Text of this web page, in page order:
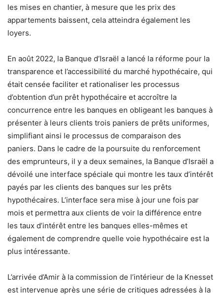
les mises en chantier, à mesure que les prix des
appartements baissent, cela atteindra également les
loyers.
En août 2022, la Banque d’Israël a lancé la réforme pour la
transparence et l’accessibilité du marché hypothécaire, qui
était censée faciliter et rationaliser les processus
d’obtention d’un prêt hypothécaire et accroître la
concurrence entre les banques en obligeant les banques à
présenter à leurs clients trois paniers de prêts uniformes,
simplifiant ainsi le processus de comparaison des
paniers. Dans le cadre de la poursuite du renforcement
des emprunteurs, il y a deux semaines, la Banque d’Israël a
dévoilé une interface spéciale qui montre les taux d’intérêt
payés par les clients des banques sur les prêts
hypothécaires. L’interface sera mise à jour une fois par
mois et permettra aux clients de voir la différence entre
les taux d’intérêt entre les banques elles-mêmes et
également de comprendre quelle voie hypothécaire est la
plus intéressante.
L’arrivée d’Amir à la commission de l’intérieur de la Knesset
est intervenue après une série de critiques adressées à la